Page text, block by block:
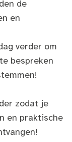
de
en
verder om
bespreken
zodat je
en praktische